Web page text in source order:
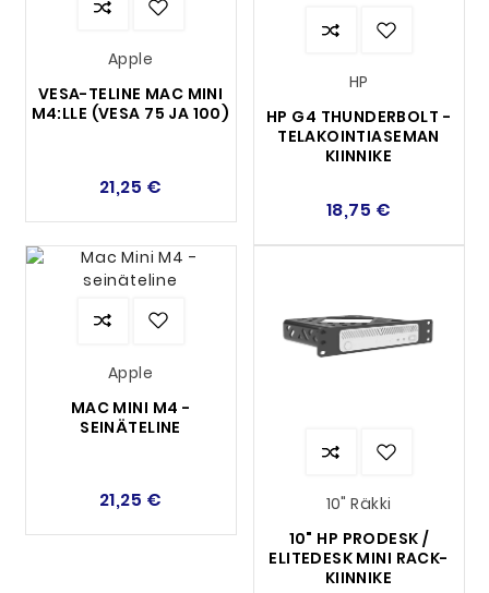
Apple
VESA-TELINE MAC MINI
M4:LLE (VESA 75 JA 100)
21,25 €
HP
HP G4 THUNDERBOLT -
TELAKOINTIASEMAN
KIINNIKE
18,75 €
Apple
MAC MINI M4 -
SEINÄTELINE
21,25 €
10" Räkki
10" HP PRODESK /
ELITEDESK MINI RACK-
KIINNIKE